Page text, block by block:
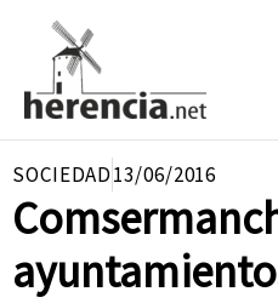
contenido
SOCIEDAD13/06/2016